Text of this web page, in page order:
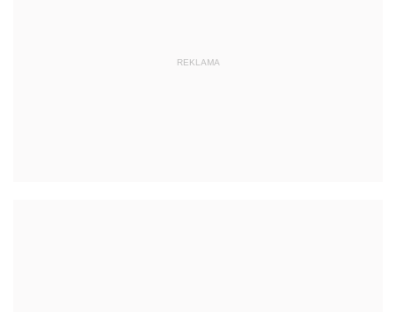
REKLAMA